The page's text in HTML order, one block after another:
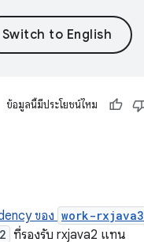
ข้อมูลนี้มีประโยชน์ไหม
ของ work-rxjava3
ที่รองรับ rxjava2 แทน